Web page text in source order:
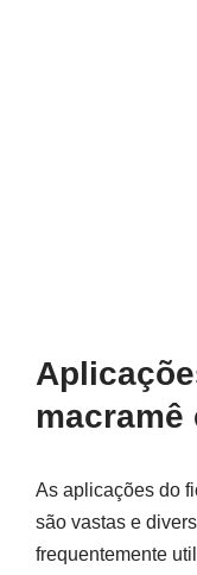
macramê
As aplicações do
são vastas e
frequentemente